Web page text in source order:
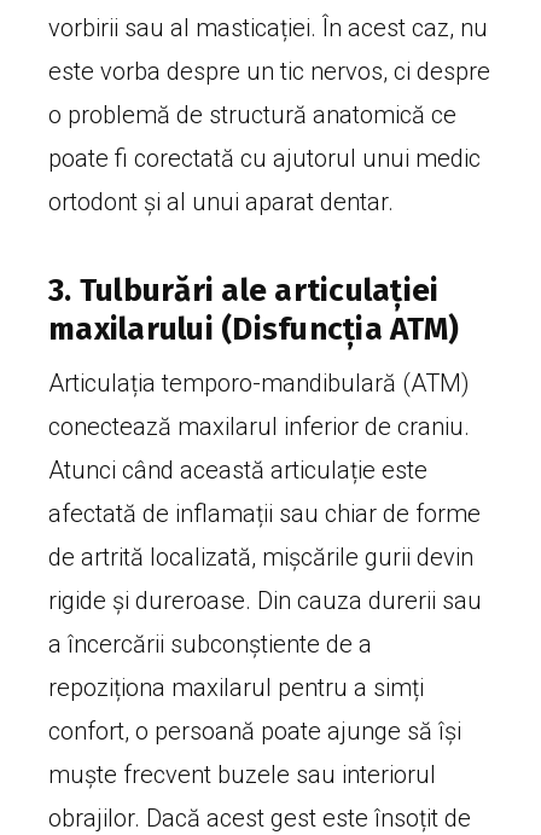
vorbirii sau al masticației. În acest caz, nu
este vorba despre un tic nervos, ci despre
o problemă de structură anatomică ce
poate fi corectată cu ajutorul unui medic
ortodont și al unui aparat dentar.
3. Tulburări ale articulației
maxilarului (Disfuncția ATM)
Articulația temporo-mandibulară (ATM)
conectează maxilarul inferior de craniu.
Atunci când această articulație este
afectată de inflamații sau chiar de forme
de artrită localizată, mișcările gurii devin
rigide și dureroase. Din cauza durerii sau
a încercării subconștiente de a
repoziționa maxilarul pentru a simți
confort, o persoană poate ajunge să își
muște frecvent buzele sau interiorul
obrajilor. Dacă acest gest este însoțit de